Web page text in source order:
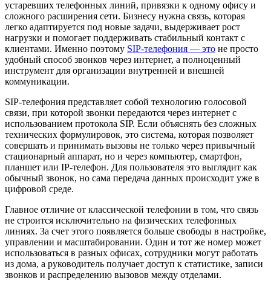
устаревших телефонных линий, привязки к одному офису и
сложного расширения сети. Бизнесу нужна связь, которая
легко адаптируется под новые задачи, выдерживает рост
нагрузки и помогает поддерживать стабильный контакт с
клиентами. Именно поэтому SIP-телефония — это не просто
удобный способ звонков через интернет, а полноценный
инструмент для организации внутренней и внешней
коммуникации.
SIP-телефония представляет собой технологию голосовой
связи, при которой звонки передаются через интернет с
использованием протокола SIP. Если объяснять без сложных
технических формулировок, это система, которая позволяет
совершать и принимать вызовы не только через привычный
стационарный аппарат, но и через компьютер, смартфон,
планшет или IP-телефон. Для пользователя это выглядит как
обычный звонок, но сама передача данных происходит уже в
цифровой среде.
Главное отличие от классической телефонии в том, что связь
не строится исключительно на физических телефонных
линиях. За счет этого появляется больше свободы в настройке,
управлении и масштабировании. Один и тот же номер может
использоваться в разных офисах, сотрудники могут работать
из дома, а руководитель получает доступ к статистике, записи
звонков и распределению вызовов между отделами.